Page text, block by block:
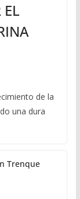
de la
una dura
Trenque